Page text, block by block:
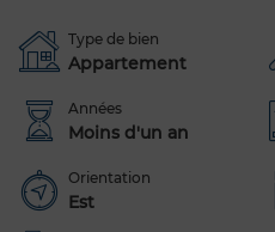
Type de bien
Appartement
Années
Moins d'un an
Orientation
Est